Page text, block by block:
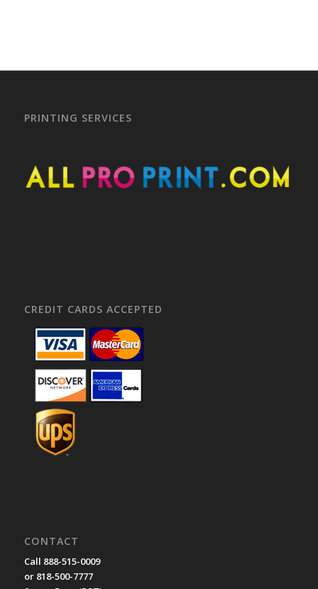
PRINTING SERVICES
CREDIT CARDS ACCEPTED
CONTACT
Call 888-515-0009
or 818-500-7777